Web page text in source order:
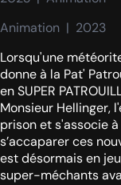
Animation  |  2023
Lorsqu'une
donne à la Pat'
en SUPER
Monsieur Hellinger,
prison et s'associe
s’accaparer ces
est désormais en
super-méchants